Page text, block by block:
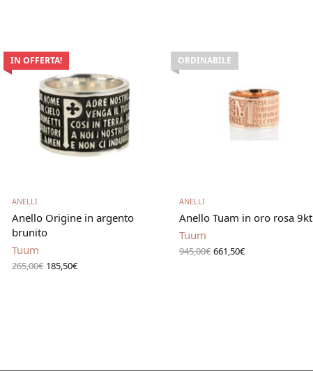
IN OFFERTA!
ANELLI
Anello Origine in argento
brunito
Tuum
265,00€ Il prezzo
originale
185,50€Il
ORDINABILE
ANELLI
Anello Tuam in oro rosa 9kt
Tuum
945,00€ Il prezzo
originale
661,50€Il